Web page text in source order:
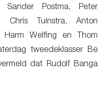
Sander Postma, Peter
Chris Tuinstra, Anton
Harm Welfing en Thom
tweedeklasser Be
dat Rudolf Banga